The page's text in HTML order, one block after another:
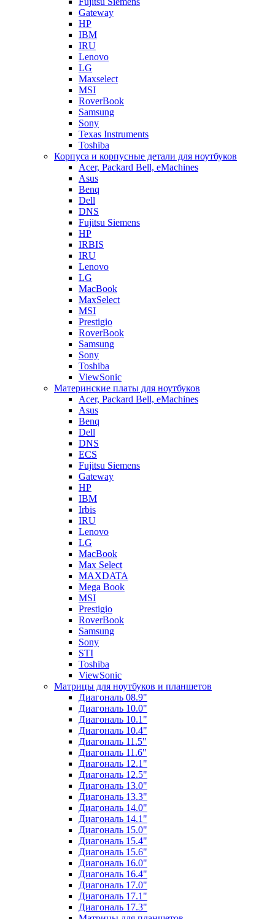
Gateway
HP
IBM
IRU
Lenovo
LG
Maxselect
MSI
RoverBook
Samsung
Sony
Texas Instruments
Toshiba
Корпуса и корпусные детали для ноутбуков
Acer, Packard Bell, eMachines
Asus
Benq
Dell
DNS
Fujitsu Siemens
HP
IRBIS
IRU
Lenovo
LG
MacBook
MaxSelect
MSI
Prestigio
RoverBook
Samsung
Sony
Toshiba
ViewSonic
Материнские платы для ноутбуков
Acer, Packard Bell, eMachines
Asus
Benq
Dell
DNS
ECS
Fujitsu Siemens
Gateway
HP
IBM
Irbis
IRU
Lenovo
LG
MacBook
Max Select
MAXDATA
Mega Book
MSI
Prestigio
RoverBook
Samsung
Sony
STI
Toshiba
ViewSonic
Матрицы для ноутбуков и планшетов
Диагональ 08.9"
Диагональ 10.0"
Диагональ 10.1"
Диагональ 10.4"
Диагональ 11.5"
Диагональ 11.6"
Диагональ 12.1"
Диагональ 12.5"
Диагональ 13.0"
Диагональ 13.3"
Диагональ 14.0"
Диагональ 14.1"
Диагональ 15.0"
Диагональ 15.4"
Диагональ 15.6"
Диагональ 16.0"
Диагональ 16.4"
Диагональ 17.0"
Диагональ 17.1"
Диагональ 17.3"